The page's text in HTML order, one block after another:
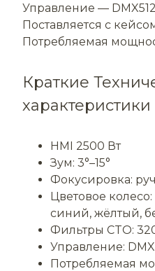
Управление —
Поставляется с
Потребляемая
Краткие
характеристики
HMI 2500 Вт
Зум: 3°–15°
Фокусировка:
Цветовое
синий, жёлтый,
Фильтры CTO:
Управление:
Потребляемая